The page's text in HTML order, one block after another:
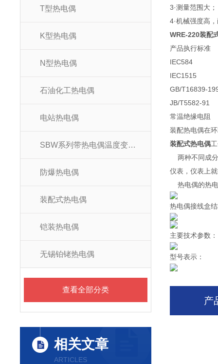
T型热电偶
K型热电偶
N型热电偶
石油化工热电偶
电站热电偶
SBW系列带热电偶温度变送器
防爆热电偶
装配式热电偶
铠装热电偶
无锡铂铑热电偶
查看全部分类
相关文章
ARTICLES
3·测量范围大；
4·机械强度高
WRE-220装配
产品执行标准
IEC584
IEC1515
GB/T16839-
JB/T5582-91
常温绝缘电阻
装配热电偶在
装配式热电偶
两种不同成分
仪表，仪表上
热电偶的热电
热电偶接线盒
主要技术参数：
型号表示：
产